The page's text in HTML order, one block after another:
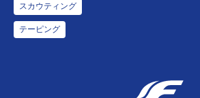
スカウティング
テーピング